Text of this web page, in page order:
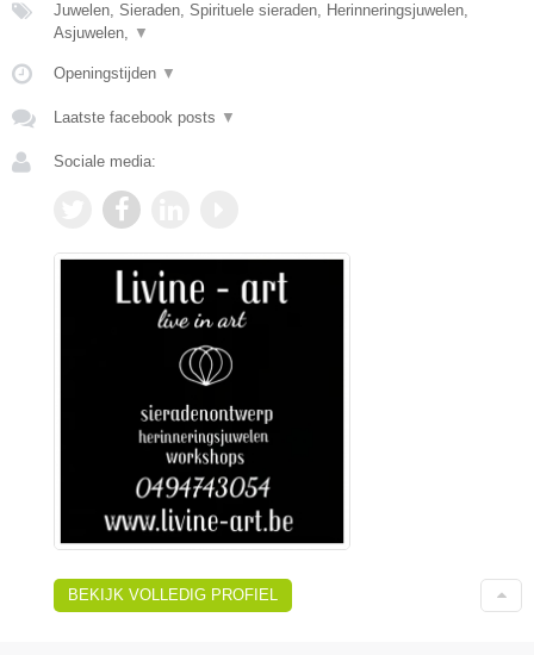
Juwelen, Sieraden, Spirituele sieraden, Herinneringsjuwelen,
Asjuwelen, ▼
Openingstijden ▼
Laatste facebook posts ▼
Sociale media:
BEKIJK VOLLEDIG PROFIEL